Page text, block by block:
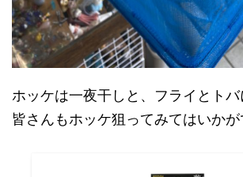
ホッケは一夜干しと、フライとトバ
皆さんもホッケ狙ってみてはいかが